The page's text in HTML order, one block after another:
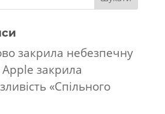
закрила небезпечну
Apple закрила
«Спільного